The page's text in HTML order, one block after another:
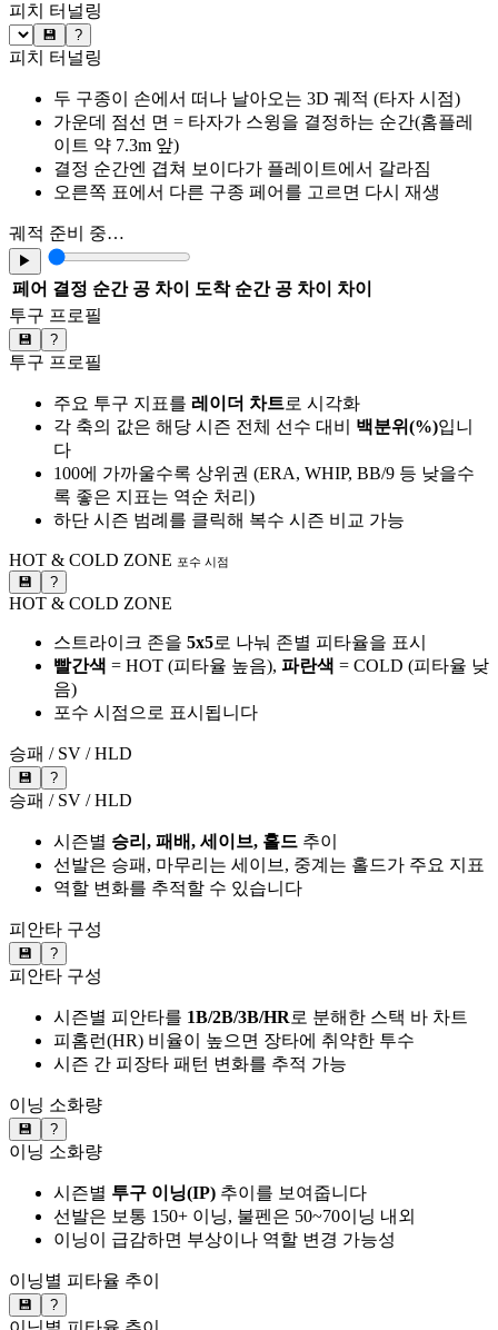
피치 터널링
💾 ?
피치 터널링
두 구종이 손에서 떠나 날아오는 3D 궤적 (타자 시점)
가운데 점선 면 = 타자가 스윙을 결정하는 순간(홈플레
이트 약 7.3m 앞)
결정 순간엔 겹쳐 보이다가 플레이트에서 갈라짐
오른쪽 표에서 다른 구종 페어를 고르면 다시 재생
궤적 준비 중…
▶
페어 결정 순간 공 차이 도착 순간 공 차이
차이
투구 프로필
💾 ?
투구 프로필
주요 투구 지표를 레이더 차트로 시각화
각 축의 값은 해당 시즌 전체 선수 대비 백분위(%)입니
다
100에 가까울수록 상위권 (ERA, WHIP, BB/9 등 낮을수
록 좋은 지표는 역순 처리)
하단 시즌 범례를 클릭해 복수 시즌 비교 가능
HOT & COLD ZONE 포수 시점
💾 ?
HOT & COLD ZONE
스트라이크 존을 5x5로 나눠 존별 피타율을 표시
빨간색 = HOT (피타율 높음), 파란색 = COLD (피타율 낮
음)
포수 시점으로 표시됩니다
승패 / SV / HLD
💾 ?
승패 / SV / HLD
시즌별 승리, 패배, 세이브, 홀드 추이
선발은 승패, 마무리는 세이브, 중계는 홀드가 주요 지표
역할 변화를 추적할 수 있습니다
피안타 구성
💾 ?
피안타 구성
시즌별 피안타를 1B/2B/3B/HR로 분해한 스택 바 차트
피홈런(HR) 비율이 높으면 장타에 취약한 투수
시즌 간 피장타 패턴 변화를 추적 가능
이닝 소화량
💾 ?
이닝 소화량
시즌별 투구 이닝(IP) 추이를 보여줍니다
선발은 보통 150+ 이닝, 불펜은 50~70이닝 내외
이닝이 급감하면 부상이나 역할 변경 가능성
이닝별 피타율 추이
💾 ?